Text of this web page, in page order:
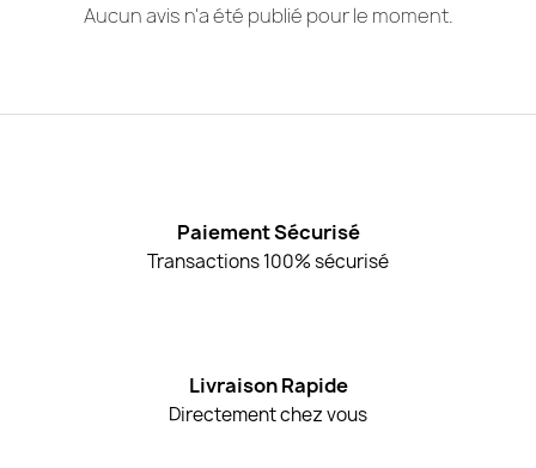
Aucun avis n'a été publié pour le moment.
Paiement Sécurisé
Transactions 100% sécurisé
Livraison Rapide
Directement chez vous